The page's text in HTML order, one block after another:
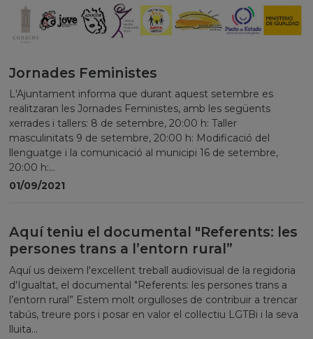
Jornades Feministes
L'Ajuntament informa que durant aquest setembre es
realitzaran les Jornades Feministes, amb les següents
xerrades i tallers: 8 de setembre, 20:00 h: Taller
masculinitats 9 de setembre, 20:00 h: Modificació del
llenguatge i la comunicació al municipi 16 de setembre,
20:00 h:...
01/09/2021
Aquí teniu el documental "Referents: les
persones trans a l’entorn rural”
Aquí us deixem l'excel·lent treball audiovisual de la regidoria
d'Igualtat, el documental "Referents: les persones trans a
l’entorn rural” Estem molt orgulloses de contribuir a trencar
tabús, treure pors i posar en valor el col·lectiu LGTBi i la seva
lluita...